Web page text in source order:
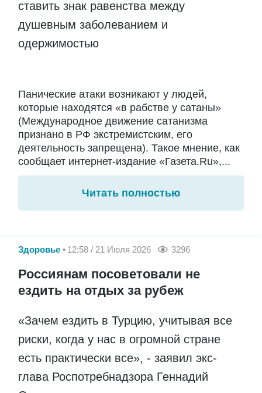
ставить знак равенства между
душевным заболеванием и
одержимостью
Панические атаки возникают у людей,
которые находятся «в рабстве у сатаны»
(Международное движение сатанизма
признано в РФ экстремистским, его
деятельность запрещена). Такое мнение, как
сообщает интернет-издание «Газета.Ru»,...
Читать полностью
Здоровье 12:58 / 21 Июля 2026 3296
Россиянам посоветовали не
ездить на отдых за рубеж
«Зачем ездить в Турцию, учитывая все
риски, когда у нас в огромной стране
есть практически все», - заявил экс-
глава Роспотребнадзора Геннадий